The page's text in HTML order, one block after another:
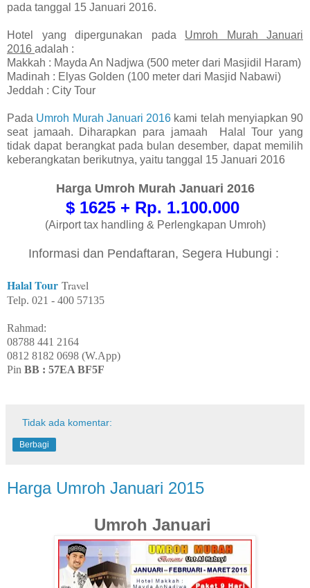
pada tanggal 15 Januari 2016.
Hotel yang dipergunakan pada Umroh Murah Januari
2016 adalah :
Makkah : Mayda An Nadjwa (500 meter dari Masjidil Haram)
Madinah : Elyas Golden (100 meter dari Masjid Nabawi)
Jeddah : City Tour
Pada Umroh Murah Januari 2016 kami telah menyiapkan 90
seat jamaah. Diharapkan para jamaah Halal Tour yang
tidak dapat berangkat pada bulan desember, dapat memilih
keberangkatan berikutnya, yaitu tanggal 15 Januari 2016
Harga Umroh Murah Januari 2016
$ 1625 + Rp. 1.100.000
(Airport tax handling & Perlengkapan Umroh)
Informasi dan Pendaftaran, Segera Hubungi :
Halal Tour Travel
Telp. 021 - 400 57135
Rahmad:
08788 441 2164
0812 8182 0698 (W.App)
Pin BB : 57EA BF5F
Tidak ada komentar:
Berbagi
Harga Umroh Januari 2015
Umroh Januari